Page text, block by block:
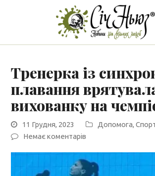
Тренерка із
плавання
вихованку на
11 Грудня, 2023 Допомога,
Немає коментарів